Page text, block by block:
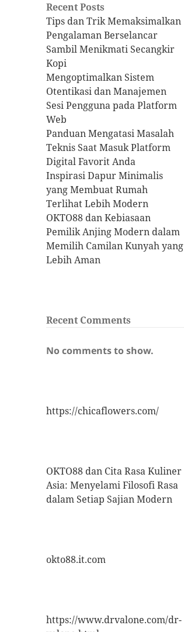
Recent Posts
Tips dan Trik Memaksimalkan
Pengalaman Berselancar
Sambil Menikmati Secangkir
Kopi
Mengoptimalkan Sistem
Otentikasi dan Manajemen
Sesi Pengguna pada Platform
Web
Panduan Mengatasi Masalah
Teknis Saat Masuk Platform
Digital Favorit Anda
Inspirasi Dapur Minimalis
yang Membuat Rumah
Terlihat Lebih Modern
OKTO88 dan Kebiasaan
Pemilik Anjing Modern dalam
Memilih Camilan Kunyah yang
Lebih Aman
Recent Comments
No comments to show.
https://chicaflowers.com/
OKTO88 dan Cita Rasa Kuliner
Asia: Menyelami Filosofi Rasa
dalam Setiap Sajian Modern
okto88.it.com
https://www.drvalone.com/dr-